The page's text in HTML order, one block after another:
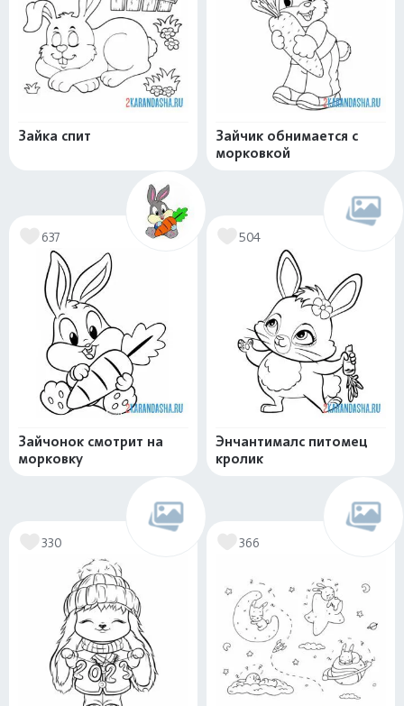
Зайка спит
Зайчик обнимается с
морковкой
637
Зайчонок смотрит на
морковку
504
Энчантималс питомец
кролик
330 366